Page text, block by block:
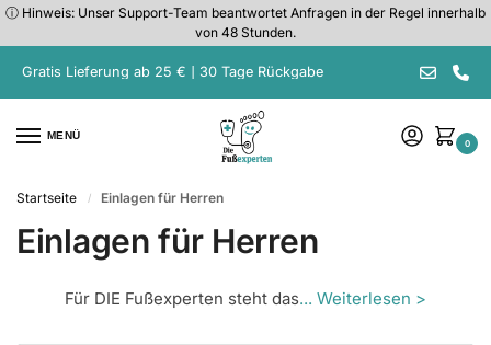
ⓘ Hinweis: Unser Support-Team beantwortet Anfragen in der Regel innerhalb
von 48 Stunden.
Gratis Lieferung ab 25 € | 30 Tage Rückgabe
MENÜ
0
Startseite / Einlagen für Herren
Einlagen für Herren
Für DIE Fußexperten steht das... Weiterlesen >